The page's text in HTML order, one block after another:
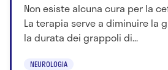
Non esiste alcuna cura per la
La terapia serve a diminuire la
la durata dei grappoli di...
NEUROLOGIA